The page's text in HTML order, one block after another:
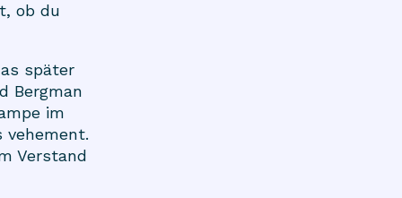
ob du
später
Bergman
im
vehement.
Verstand